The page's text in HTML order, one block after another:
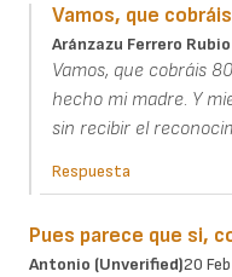
Vamos, que
Aránzazu Ferrero
Vamos, que cobráis
hecho mi madre. Y
sin recibir el
Respuesta
Pues parece que si,
Antonio (unverified)20